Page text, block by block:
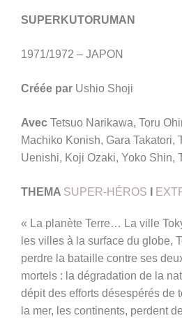
SUPERKUTORUMAN
1971/1972 – JAPON
Créée par Ushio Shoji
Avec Tetsuo Narikawa, Toru
Machiko Konish, Gara Takatori,
Uenishi, Koji Ozaki, Yoko Shin,
THEMA SUPER-HÉROS
« La planète Terre… La ville
les villes à la surface du globe,
perdre la bataille contre ses
mortels : la dégradation de la
dépit des efforts désespérés de
la mer, les continents, perdent